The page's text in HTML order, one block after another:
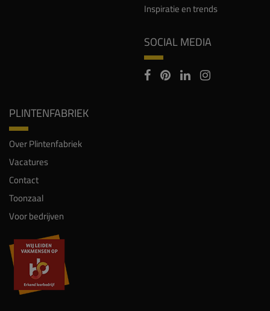
Inspiratie en trends
SOCIAL MEDIA
PLINTENFABRIEK
Over Plintenfabriek
Vacatures
Contact
Toonzaal
Voor bedrijven